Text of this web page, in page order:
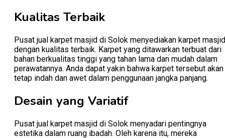
Kualitas Terbaik
Pusat jual karpet masjid di Solok menyediakan karpet masjid
dengan kualitas terbaik. Karpet yang ditawarkan terbuat dari
bahan berkualitas tinggi yang tahan lama dan mudah dalam
perawatannya. Anda dapat yakin bahwa karpet tersebut akan
tetap indah dan awet dalam penggunaan jangka panjang.
Desain yang Variatif
Pusat jual karpet masjid di Solok menyadari pentingnya
estetika dalam ruang ibadah. Oleh karena itu, mereka